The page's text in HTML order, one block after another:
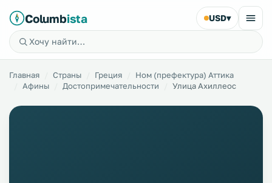
Columbista USD▾
Главная Страны Греция
Ном (префектура) Аттика
Афины
Достопримечательности Улица Ахиллеос